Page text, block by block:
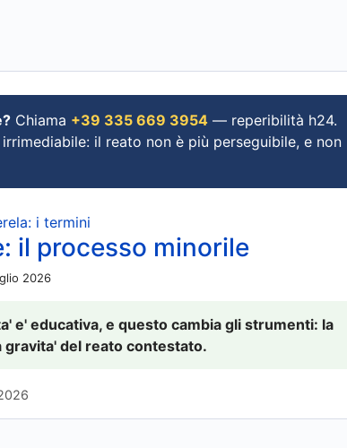
Chiama +39 335 669 3954 — reperibilità h24.
il reato non è più perseguibile, e non
i termini
il processo minorile
2026
e' educativa, e questo cambia gli strumenti: la
gravita' del reato contestato.